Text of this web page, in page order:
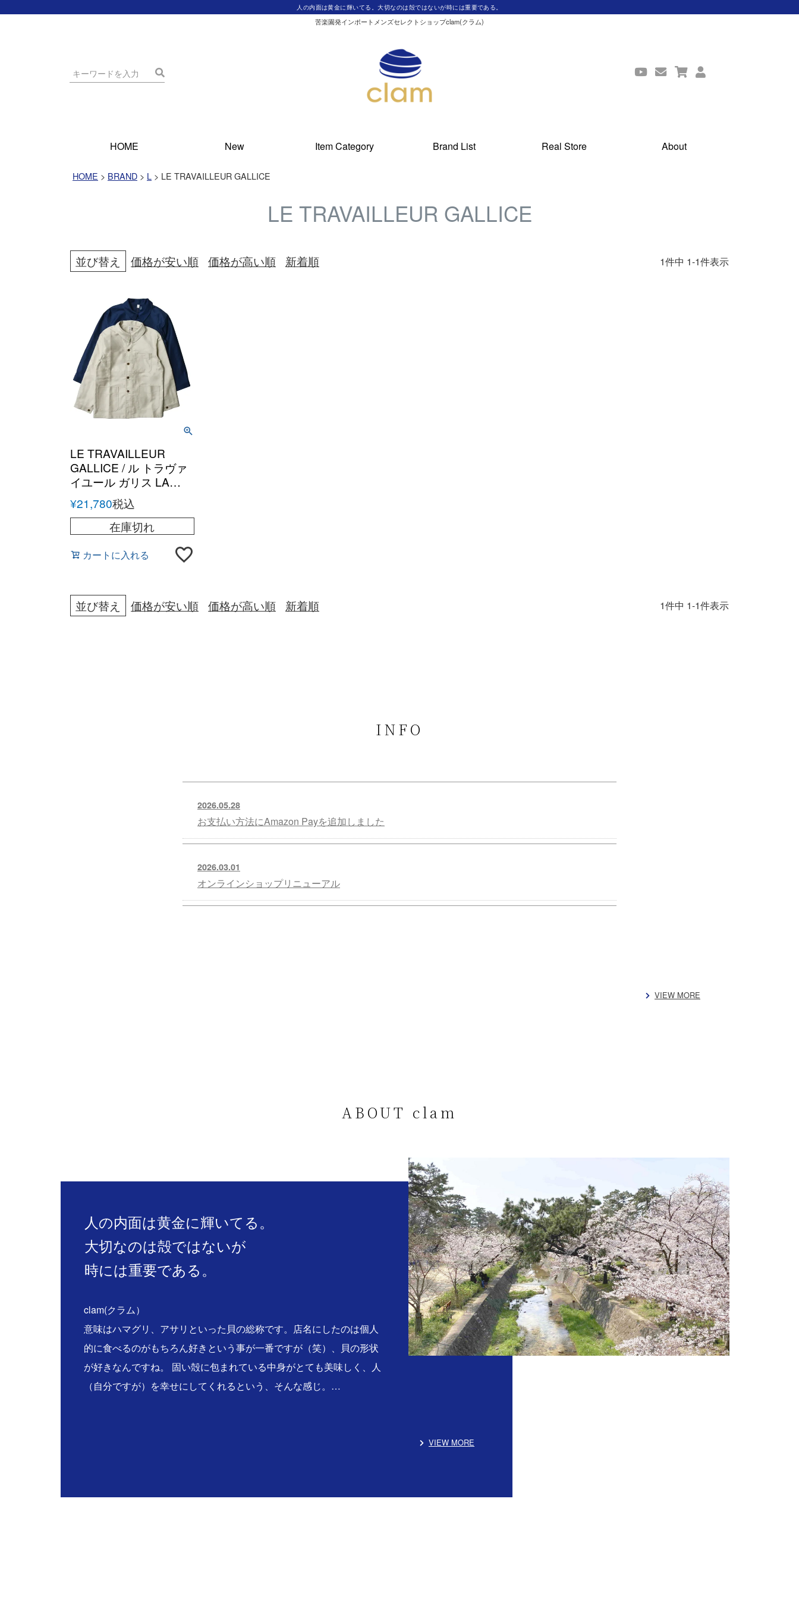
人の内面は黄金に輝いてる。大切なのは殻ではないが時には重要である。
苦楽園発インポートメンズセレクトショップclam(クラム)
HOME New Item Category Brand List Real Store About
HOME BRAND L LE TRAVAILLEUR GALLICE
LE TRAVAILLEUR GALLICE
並び替え 価格が安い順 価格が高い順 新着順 1件中 1-1件表示
LE TRAVAILLEUR
GALLICE / ル トラヴァ
イユール ガリス LA
VESTE モールスキンワ
ークジャケット
¥21,780税込
在庫切れ
カートに入れる
並び替え 価格が安い順 価格が高い順 新着順 1件中 1-1件表示
INFO
2026.05.28
お支払い方法にAmazon Payを追加しました
2026.03.01
オンラインショップリニューアル
VIEW MORE
ABOUT clam
人の内面は黄金に輝いてる。
大切なのは殻ではないが
時には重要である。
clam(クラム）
意味はハマグリ、アサリといった貝の総称です。店名にしたのは個人
的に食べるのがもちろん好きという事が一番ですが（笑）、貝の形状
が好きなんですね。 固い殻に包まれている中身がとても美味しく、人
（自分ですが）を幸せにしてくれるという、そんな感じ。…
VIEW MORE